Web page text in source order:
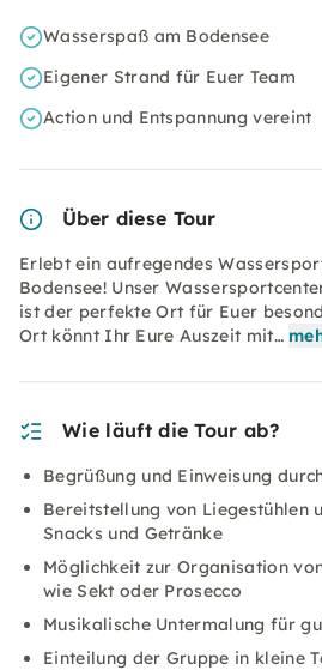
Wasserspaß am Bodensee
Eigener Strand für Euer Team
Action und Entspannung vereint
Über diese Tour
Erlebt ein aufregendes
Bodensee! Unser
ist der perfekte Ort für Euer
Ort könnt Ihr Eure Auszeit mit…
Wie läuft die Tour ab?
Begrüßung und Einweisung
Bereitstellung von Liegestühlen
Snacks und Getränke
Möglichkeit zur Organisation
wie Sekt oder Prosecco
Musikalische Untermalung für
Einteilung der Gruppe in kleine